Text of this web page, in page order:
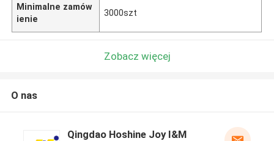
Minimalne zamów
ienie
3000szt
Zobacz więcej
O nas
Qingdao Hoshine Joy I&M